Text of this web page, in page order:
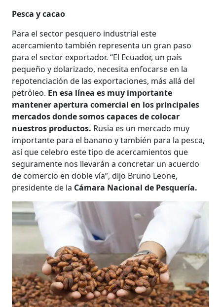
Pesca y cacao
Para el sector pesquero industrial este
acercamiento también representa un gran paso
para el sector exportador. “El Ecuador, un país
pequeño y dolarizado, necesita enfocarse en la
repotenciación de las exportaciones, más allá del
petróleo. En esa línea es muy importante
mantener apertura comercial en los principales
mercados donde somos capaces de colocar
nuestros productos. Rusia es un mercado muy
importante para el banano y también para la pesca,
así que celebro este tipo de acercamientos que
seguramente nos llevarán a concretar un acuerdo
de comercio en doble vía”, dijo Bruno Leone,
presidente de la Cámara Nacional de Pesquería.